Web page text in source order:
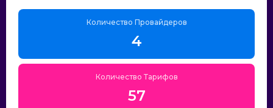
Количество Провайдеров
4
Количество Тарифов
57